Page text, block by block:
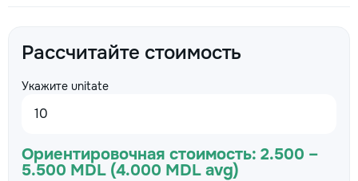
Рассчитайте стоимость
Укажите unitate
Ориентировочная стоимость: 2.500 –
5.500 MDL (4.000 MDL avg)